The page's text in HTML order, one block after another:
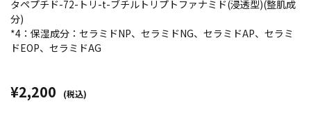
タペプチド-72-トリ-t-ブチルトリプトファナミド(浸透型)(整肌成
分)
*4：保湿成分：セラミドNP、セラミドNG、セラミドAP、セラミ
ドEOP、セラミドAG
¥2,200 (税込)